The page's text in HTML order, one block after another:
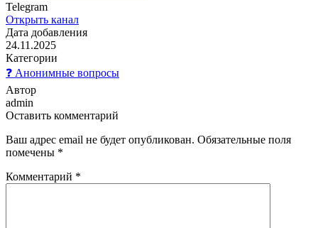
Telegram
Открыть канал
Дата добавления
24.11.2025
Категории
❓ Анонимные вопросы
Автор
admin
Оставить комментарий
Ваш адрес email не будет опубликован. Обязательные поля
помечены *
Комментарий *